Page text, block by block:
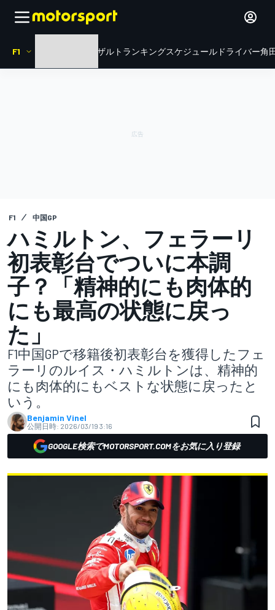
F1 リザルト ランキングスケジュール ドライバー角
F1 中国GP
ハミルトン、フェラーリ
初表彰台でついに本調
子？「精神的にも肉体的
にも最高の状態に戻っ
た」
F1中国GPで移籍後初表彰台を獲得したフェ
ラーリのルイス・ハミルトンは、精神的
にも肉体的にもベストな状態に戻ったと
いう。
Benjamin Vinel
公開日時: 2026/03/19 3:16
GOOGLE検索でMOTORSPORT.COMをお気に入り登録